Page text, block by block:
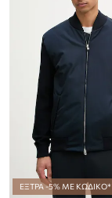
ΕΞΤΡΑ -5% ΜΕ ΚΩΔΙΚΟ*